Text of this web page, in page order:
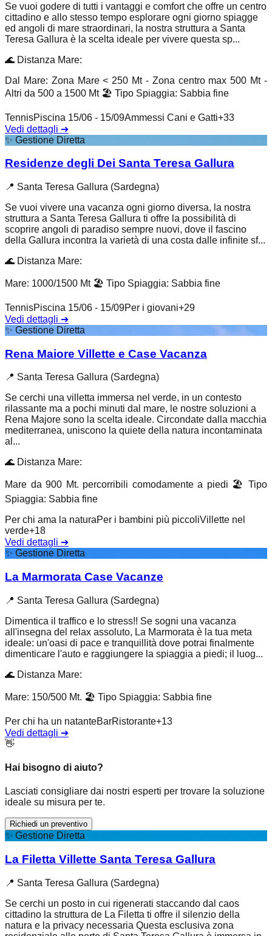
Se vuoi godere di tutti i vantaggi e comfort che offre un centro
cittadino e allo stesso tempo esplorare ogni giorno spiagge
ed angoli di mare straordinari, la nostra struttura a Santa
Teresa Gallura è la scelta ideale per vivere questa sp...
🌊 Distanza Mare:
Dal Mare: Zona Mare < 250 Mt - Zona centro max 500 Mt -
Altri da 500 a 1500 Mt 🏖️ Tipo Spiaggia: Sabbia fine
TennisPiscina 15/06 - 15/09Ammessi Cani e Gatti+33
Vedi dettagli ➔
✨ Gestione Diretta
Residenze degli Dei Santa Teresa Gallura
📍 Santa Teresa Gallura (Sardegna)
Se vuoi vivere una vacanza ogni giorno diversa, la nostra
struttura a Santa Teresa Gallura ti offre la possibilità di
scoprire angoli di paradiso sempre nuovi, dove il fascino
della Gallura incontra la varietà di una costa dalle infinite sf...
🌊 Distanza Mare:
Mare: 1000/1500 Mt 🏖️ Tipo Spiaggia: Sabbia fine
TennisPiscina 15/06 - 15/09Per i giovani+29
Vedi dettagli ➔
✨ Gestione Diretta
Rena Maiore Villette e Case Vacanza
📍 Santa Teresa Gallura (Sardegna)
Se cerchi una villetta immersa nel verde, in un contesto
rilassante ma a pochi minuti dal mare, le nostre soluzioni a
Rena Majore sono la scelta ideale. Circondate dalla macchia
mediterranea, uniscono la quiete della natura incontaminata
al...
🌊 Distanza Mare:
Mare da 900 Mt. percorribili comodamente a piedi 🏖️ Tipo
Spiaggia: Sabbia fine
Per chi ama la naturaPer i bambini più piccoliVillette nel
verde+18
Vedi dettagli ➔
✨ Gestione Diretta
La Marmorata Case Vacanze
📍 Santa Teresa Gallura (Sardegna)
Dimentica il traffico e lo stress!! Se sogni una vacanza
all'insegna del relax assoluto, La Marmorata è la tua meta
ideale: un'oasi di pace e tranquillità dove potrai finalmente
dimenticare l'auto e raggiungere la spiaggia a piedi; il luog...
🌊 Distanza Mare:
Mare: 150/500 Mt. 🏖️ Tipo Spiaggia: Sabbia fine
Per chi ha un natanteBarRistorante+13
Vedi dettagli ➔
👋
Hai bisogno di aiuto?
Lasciati consigliare dai nostri esperti per trovare la soluzione
ideale su misura per te.
Richiedi un preventivo
✨ Gestione Diretta
La Filetta Villette Santa Teresa Gallura
📍 Santa Teresa Gallura (Sardegna)
Se cerchi un posto in cui rigenerati staccando dal caos
cittadino la struttura de La Filetta ti offre il silenzio della
natura e la privacy necessaria Questa esclusiva zona